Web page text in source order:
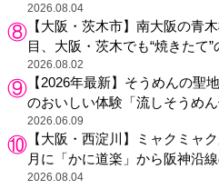
2026.08.04
【大阪・茨木市】南大阪の青
目、大阪・茨木でも“焼きたて
2026.08.02
【2026年最新】そうめんの聖
のおいしい体験「流しそうめ
2026.06.09
【大阪・西淀川】ミャクミャ
月に「かに道楽」から阪神沿
越し
2026.08.04